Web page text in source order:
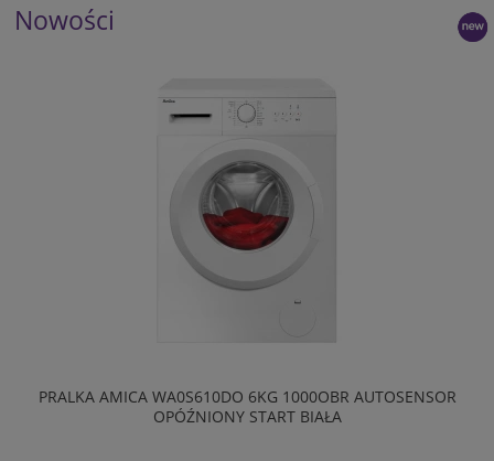
Nowości
PRALKA AMICA WA0S610DO 6KG 1000OBR AUTOSENSOR
OPÓŹNIONY START BIAŁA